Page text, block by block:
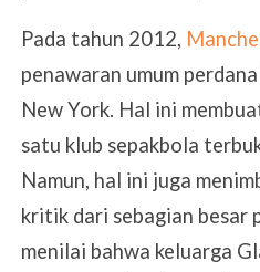
Pada tahun 2012,
penawaran umum
New York. Hal ini
satu klub sepakbola
Namun, hal ini juga
kritik dari sebagian besar
menilai bahwa keluarga